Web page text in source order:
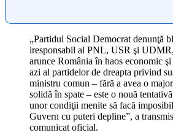
„Partidul Social Democrat denunţă
iresponsabil al PNL, USR şi UDMR,
arunce România în haos economic
azi al partidelor de dreapta privind
ministru comun – fără a avea o
solidă în spate – este o nouă
unor condiţii menite să facă
Guvern cu puteri depline”, a
comunicat oficial.